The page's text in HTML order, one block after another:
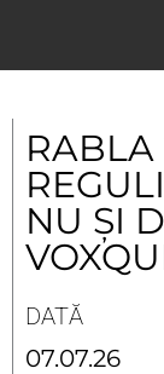
content
NU ȘI
DATĂ
07.07.26